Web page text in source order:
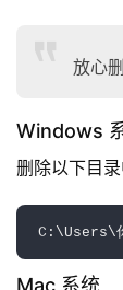
放心
Windows
删除以下目录
Mac 系统